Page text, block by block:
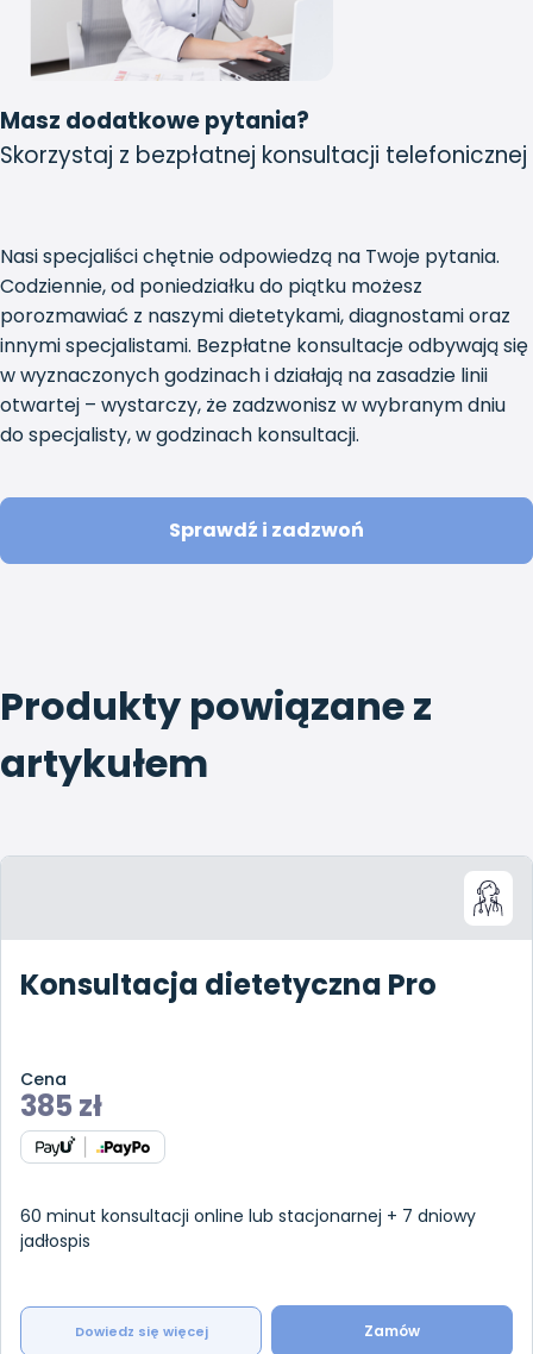
Masz dodatkowe pytania?
Skorzystaj z bezpłatnej konsultacji telefonicznej
Nasi specjaliści chętnie odpowiedzą na Twoje pytania.
Codziennie, od poniedziałku do piątku możesz
porozmawiać z naszymi dietetykami, diagnostami oraz
innymi specjalistami. Bezpłatne konsultacje odbywają się
w wyznaczonych godzinach i działają na zasadzie linii
otwartej – wystarczy, że zadzwonisz w wybranym dniu
do specjalisty, w godzinach konsultacji.
Sprawdź i zadzwoń
Produkty powiązane z
artykułem
Konsultacja dietetyczna Pro
Cena
385 zł
60 minut konsultacji online lub stacjonarnej + 7 dniowy
jadłospis
Dowiedz się więcej Zamów